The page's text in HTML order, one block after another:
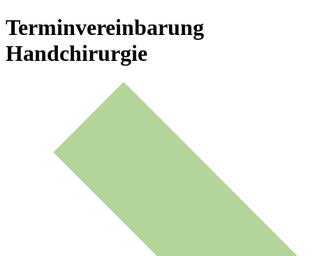
Terminvereinbarung
Handchirurgie